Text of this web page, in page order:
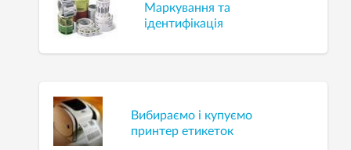
Маркування та
ідентифікація
Вибираємо і купуємо
принтер етикеток